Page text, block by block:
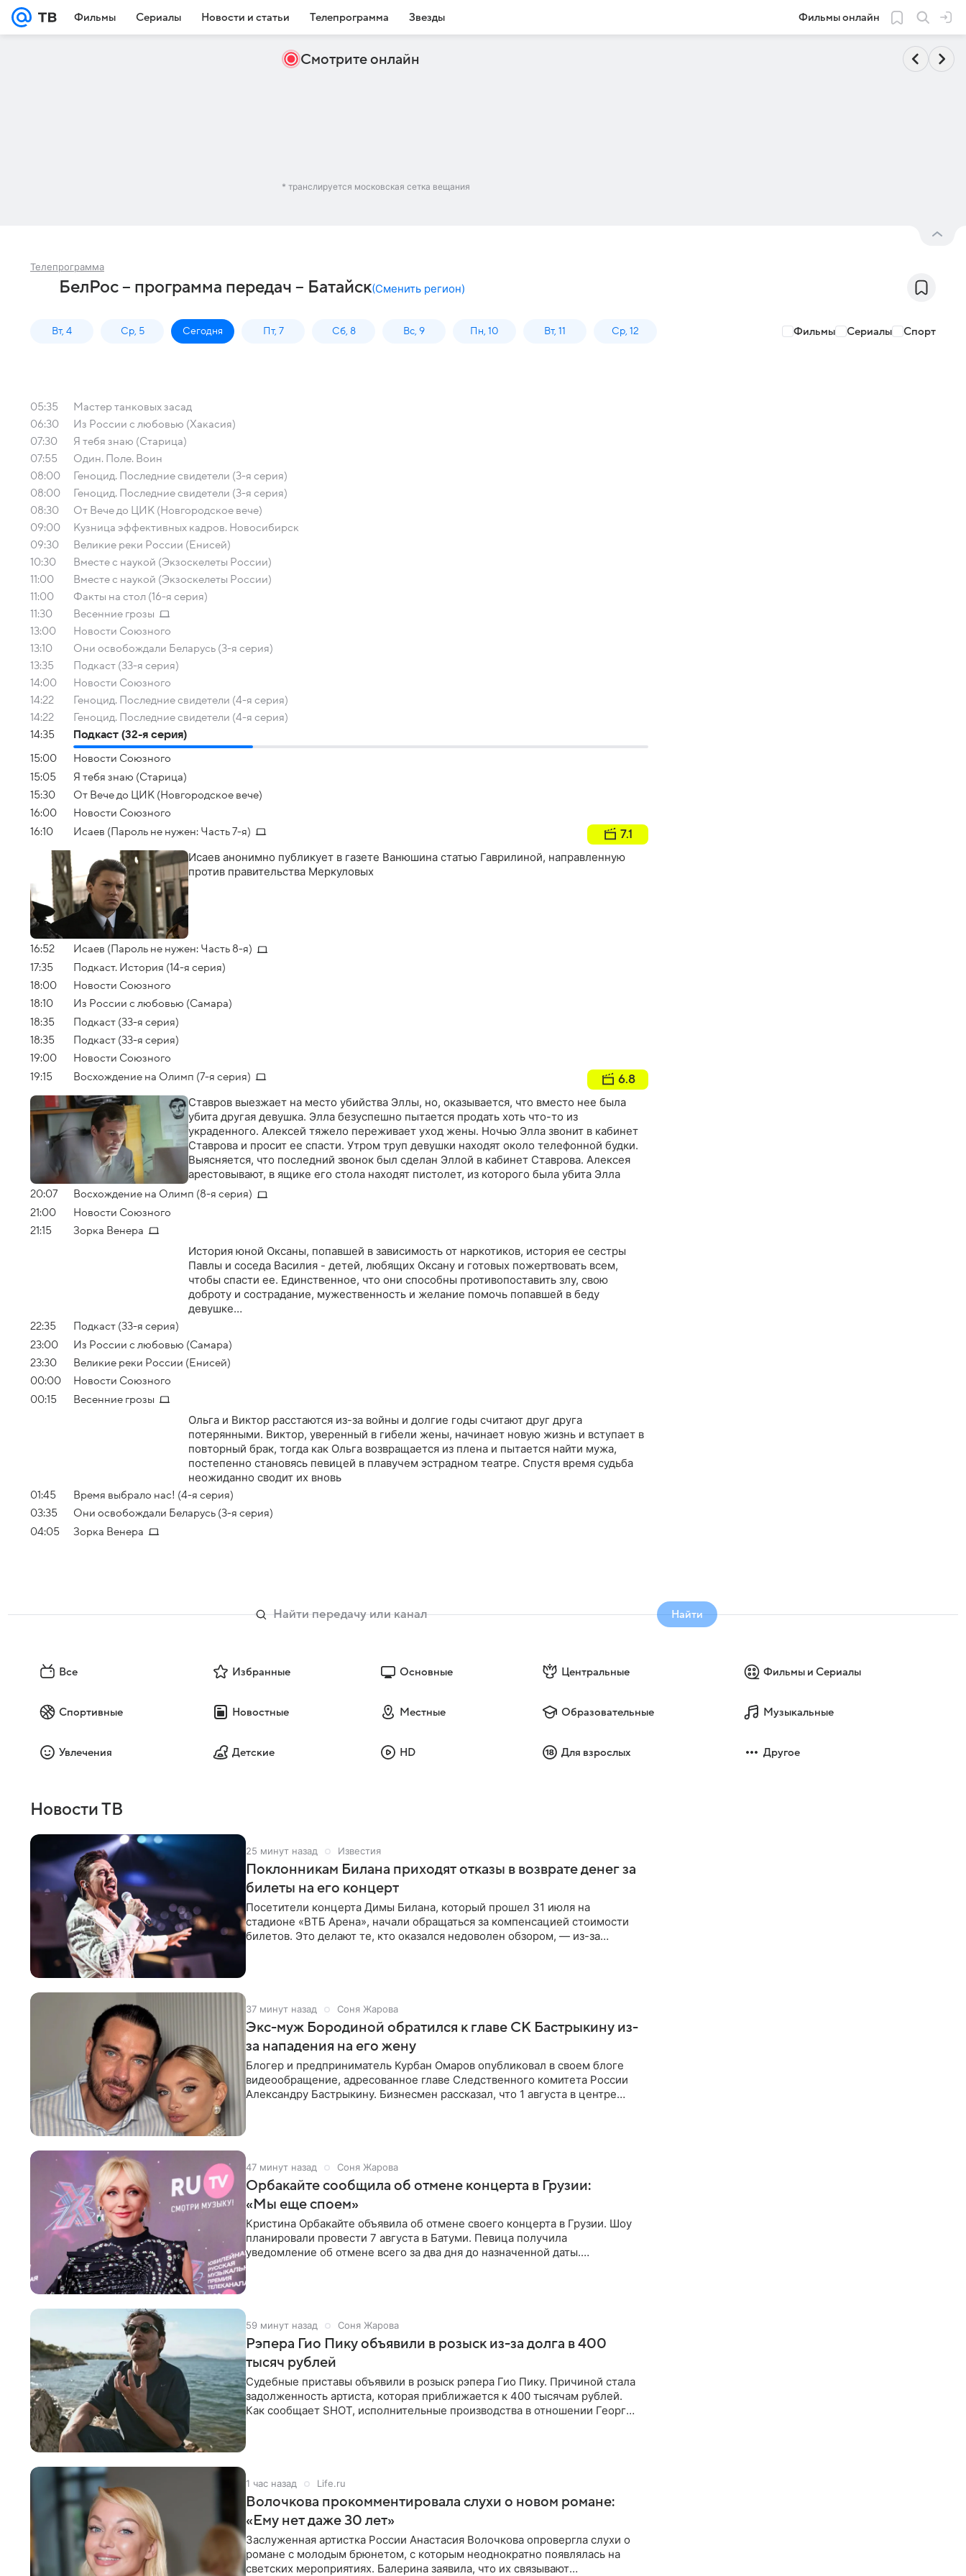
Фильмы Сериалы Новости и статьи Телепрограмма Звезды Фильмы онлайн
Смотрите онлайн
* транслируется московская сетка вещания
Телепрограмма
БелРос – программа передач – Батайск(Сменить регион)
Вт, 4 Ср, 5 Сегодня Пт, 7 Сб, 8 Вс, 9 Пн, 10 Вт, 11 Ср, 12 Фильмы Сериалы Спорт
05:35
Мастер танковых засад
06:30
Из России с любовью (Хакасия)
07:30
Я тебя знаю (Старица)
07:55
Один. Поле. Воин
08:00
Геноцид. Последние свидетели (3-я серия)
08:00
Геноцид. Последние свидетели (3-я серия)
08:30
От Вече до ЦИК (Новгородское вече)
09:00
Кузница эффективных кадров. Новосибирск
09:30
Великие реки России (Енисей)
10:30
Вместе с наукой (Экзоскелеты России)
11:00
Вместе с наукой (Экзоскелеты России)
11:00
Факты на стол (16-я серия)
11:30
Весенние грозы
13:00
Новости Союзного
13:10
Они освобождали Беларусь (3-я серия)
13:35
Подкаст (33-я серия)
14:00
Новости Союзного
14:22
Геноцид. Последние свидетели (4-я серия)
14:22
Геноцид. Последние свидетели (4-я серия)
14:35
Подкаст (32-я серия)
15:00
Новости Союзного
15:05
Я тебя знаю (Старица)
15:30
От Вече до ЦИК (Новгородское вече)
16:00
Новости Союзного
16:10
Исаев (Пароль не нужен: Часть 7-я) 7.1
Исаев анонимно публикует в газете Ванюшина статью Гаврилиной, направленную
против правительства Меркуловых
16:52
Исаев (Пароль не нужен: Часть 8-я)
17:35
Подкаст. История (14-я серия)
18:00
Новости Союзного
18:10
Из России с любовью (Самара)
18:35
Подкаст (33-я серия)
18:35
Подкаст (33-я серия)
19:00
Новости Союзного
19:15
Восхождение на Олимп (7-я серия) 6.8
Ставров выезжает на место убийства Эллы, но, оказывается, что вместо нее была
убита другая девушка. Элла безуспешно пытается продать хоть что-то из
украденного. Алексей тяжело переживает уход жены. Ночью Элла звонит в кабинет
Ставрова и просит ее спасти. Утром труп девушки находят около телефонной будки.
Выясняется, что последний звонок был сделан Эллой в кабинет Ставрова. Алексея
арестовывают, в ящике его стола находят пистолет, из которого была убита Элла
20:07
Восхождение на Олимп (8-я серия)
21:00
Новости Союзного
21:15
Зорка Венера
История юной Оксаны, попавшей в зависимость от наркотиков, история ее сестры
Павлы и соседа Василия - детей, любящих Оксану и готовых пожертвовать всем,
чтобы спасти ее. Единственное, что они способны противопоставить злу, свою
доброту и сострадание, мужественность и желание помочь попавшей в беду
девушке…
22:35
Подкаст (33-я серия)
23:00
Из России с любовью (Самара)
23:30
Великие реки России (Енисей)
00:00
Новости Союзного
00:15
Весенние грозы
Ольга и Виктор расстаются из-за войны и долгие годы считают друг друга
потерянными. Виктор, уверенный в гибели жены, начинает новую жизнь и вступает в
повторный брак, тогда как Ольга возвращается из плена и пытается найти мужа,
постепенно становясь певицей в плавучем эстрадном театре. Спустя время судьба
неожиданно сводит их вновь
01:45
Время выбрало нас! (4-я серия)
03:35
Они освобождали Беларусь (3-я серия)
04:05
Зорка Венера
Найти
Все Избранные Основные Центральные Фильмы и Сериалы
Спортивные Новостные Местные Образовательные Музыкальные
Увлечения Детские HD Для взрослых Другое
Новости ТВ
25 минут назад Известия
Поклонникам Билана приходят отказы в возврате денег за
билеты на его концерт
Посетители концерта Димы Билана, который прошел 31 июля на
стадионе «ВТБ Арена», начали обращаться за компенсацией стоимости
билетов. Это делают те, кто оказался недоволен обзором, — из-за
37 минут назад Соня Жарова
Экс-муж Бородиной обратился к главе СК Бастрыкину из-
за нападения на его жену
Блогер и предприниматель Курбан Омаров опубликовал в своем блоге
видеообращение, адресованное главе Следственного комитета России
Александру Бастрыкину. Бизнесмен рассказал, что 1 августа в центре
47 минут назад Соня Жарова
Орбакайте сообщила об отмене концерта в Грузии:
«Мы еще споем»
Кристина Орбакайте объявила об отмене своего концерта в Грузии. Шоу
планировали провести 7 августа в Батуми. Певица получила
уведомление об отмене всего за два дня до назначенной даты.
59 минут назад Соня Жарова
Рэпера Гио Пику объявили в розыск из-за долга в 400
тысяч рублей
Судебные приставы объявили в розыск рэпера Гио Пику. Причиной стала
задолженность артиста, которая приближается к 400 тысячам рублей.
Как сообщает SHOT, исполнительные производства в отношении Георгия
1 час назад Life.ru
Волочкова прокомментировала слухи о новом романе:
«Ему нет даже 30 лет»
Заслуженная артистка России Анастасия Волочкова опровергла слухи о
романе с молодым брюнетом, с которым неоднократно появлялась на
светских мероприятиях. Балерина заявила, что их связывают